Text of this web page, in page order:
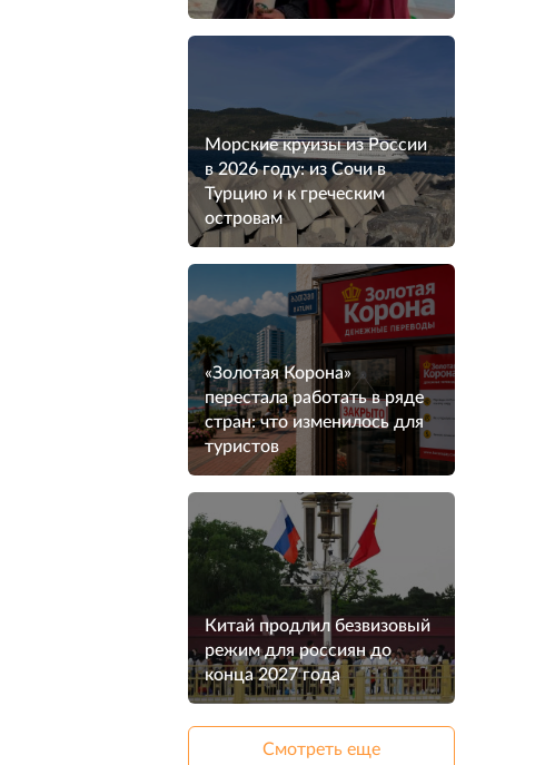
Морские круизы из России
в 2026 году: из Сочи в
Турцию и к греческим
островам
«Золотая Корона»
перестала работать в ряде
стран: что изменилось для
туристов
Китай продлил безвизовый
режим для россиян до
конца 2027 года
Смотреть еще